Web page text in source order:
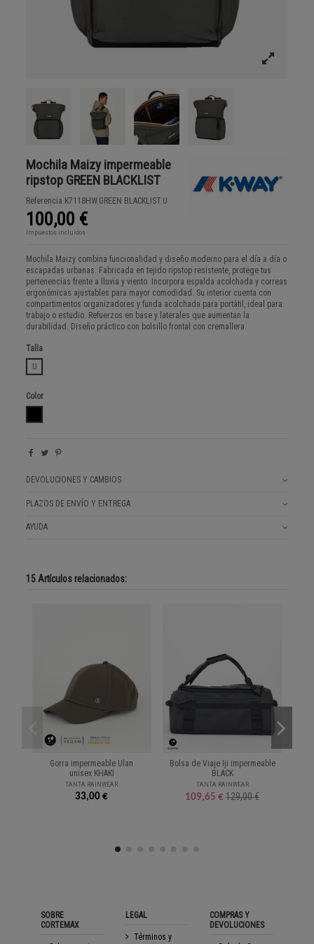
Mochila Maizy impermeable
ripstop GREEN BLACKLIST
Referencia K7118HW.GREEN BLACKLIST.U
100,00 €
Impuestos incluidos
Mochila Maizy combina funcionalidad y diseño moderno para el día a día o
escapadas urbanas. Fabricada en tejido ripstop resistente, protege tus
pertenencias frente a lluvia y viento. Incorpora espalda acolchada y correas
ergonómicas ajustables para mayor comodidad. Su interior cuenta con
compartimentos organizadores y funda acolchada para portátil, ideal para
trabajo o estudio. Refuerzos en base y laterales que aumentan la
durabilidad. Diseño práctico con bolsillo frontal con cremallera.
Talla
U
Color
DEVOLUCIONES Y CAMBIOS
PLAZOS DE ENVÍO Y ENTREGA
AYUDA
15 Artículos relacionados:
Gorra impermeable Ulan
unisex KHAKI
TANTA RAINWEAR
33,00 €
Bolsa de Viaje Iji impermeable
BLACK
TANTA RAINWEAR
109,65 € 129,00 €
SOBRE
CORTEMAX
LEGAL
Términos y
COMPRAS Y
DEVOLUCIONES